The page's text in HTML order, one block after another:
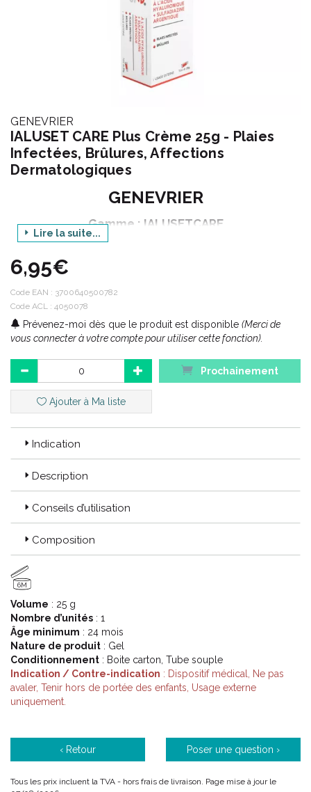
GENEVRIER
IALUSET CARE Plus Crème 25g - Plaies
Infectées, Brûlures, Affections
Dermatologiques
GENEVRIER
Gamme : IALUSETCARE
Produit : PLUS CREME
Code ACL : 4050078
Code EAN : 3700640500782
Lire la suite...
6,95€
Code EAN : 3700640500782
Code ACL : 4050078
Prévenez-moi dès que le produit est disponible (Merci de
vous connecter à votre compte pour utiliser cette fonction).
Prochainement
Ajouter à Ma liste
Indication
Description
Conseils d’utilisation
Composition
6M
Volume : 25 g
Nombre d’unités : 1
Âge minimum : 24 mois
Nature de produit : Gel
Conditionnement : Boite carton, Tube souple
Indication / Contre-indication : Dispositif médical, Ne pas
avaler, Tenir hors de portée des enfants, Usage externe
uniquement.
‹ Retour Poser une question ›
Tous les prix incluent la TVA - hors frais de livraison. Page mise à jour le